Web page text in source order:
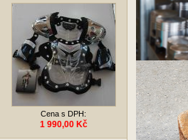
Cena s DPH:
1 990,00 Kč